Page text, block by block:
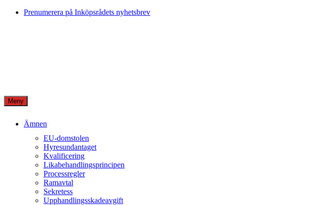
Skip
Prenumerera på Inköpsrådets nyhetsbrev
Meny
Ämnen
EU-domstolen
Hyresundantaget
Kvalificering
Likabehandlingsprincipen
Processregler
Ramavtal
Sekretess
Upphandlingsskadeavgift